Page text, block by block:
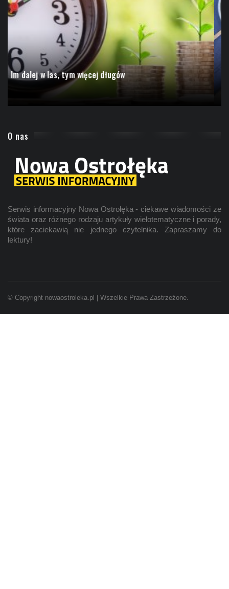
Im dalej w las, tym więcej długów
O nas
Serwis informacyjny Nowa Ostrołęka - ciekawe wiadomości ze
świata oraz różnego rodzaju artykuły wielotematyczne i porady,
które zaciekawią nie jednego czytelnika. Zapraszamy do
lektury!
© Copyright nowaostroleka.pl | Wszelkie Prawa Zastrzeżone.